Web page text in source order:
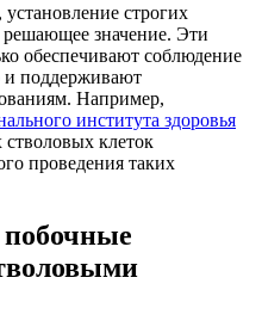
строгих
значение. Эти
обеспечивают соблюдение
и поддерживают
Например,
института здоровья
стволовых клеток
проведения таких